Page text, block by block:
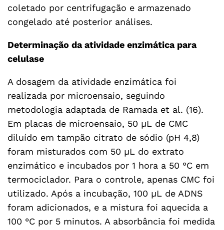
coletado por centrifugação e armazenado
congelado até posterior análises.
Determinação da atividade enzimática para
celulase
A dosagem da atividade enzimática foi
realizada por microensaio, seguindo
metodologia adaptada de Ramada et al. (16).
Em placas de microensaio, 50 µL de CMC
diluído em tampão citrato de sódio (pH 4,8)
foram misturados com 50 µL do extrato
enzimático e incubados por 1 hora a 50 °C em
termociclador. Para o controle, apenas CMC foi
utilizado. Após a incubação, 100 µL de ADNS
foram adicionados, e a mistura foi aquecida a
100 °C por 5 minutos. A absorbância foi medida